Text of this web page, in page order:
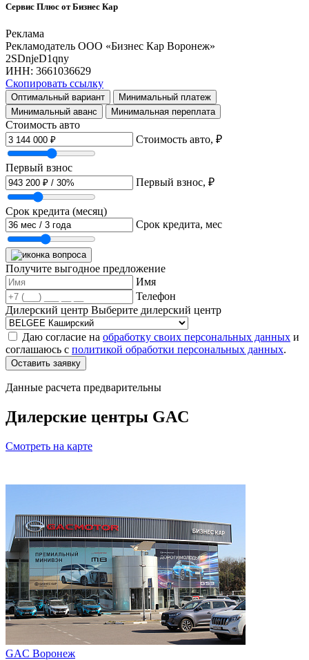
Сервис Плюс от Бизнес Кар
Реклама
Рекламодатель ООО «Бизнес Кар Воронеж»
2SDnjeD1qny
ИНН: 3661036629
Скопировать ссылку
Оптимальный вариант
Минимальный платеж
Минимальный аванс
Минимальная переплата
Стоимость авто
Стоимость авто, ₽
Первый взнос
Первый взнос, ₽
Срок кредита (месяц)
Срок кредита, мес
Получите выгодное предложение
Имя
Телефон
Дилерский центр Выберите дилерский центр
Даю согласие на обработку своих персональных данных и
соглашаюсь с политикой обработки персональных данных.
Оставить заявку
Данные расчета предварительны
Дилерские центры GAC
Смотреть на карте
GAC Воронеж